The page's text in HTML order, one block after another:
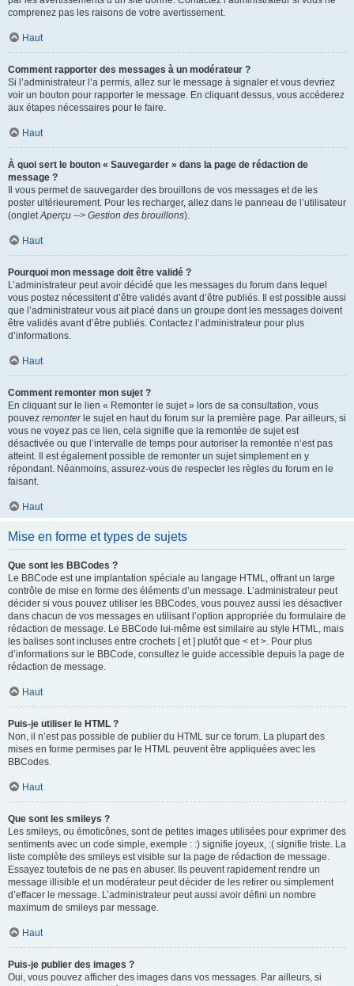
comprenez pas les raisons de votre avertissement.
Haut
Comment rapporter des messages à un modérateur ?
Si l’administrateur l’a permis, allez sur le message à signaler et vous devriez
voir un bouton pour rapporter le message. En cliquant dessus, vous accéderez
aux étapes nécessaires pour le faire.
Haut
À quoi sert le bouton « Sauvegarder » dans la page de rédaction de
message ?
Il vous permet de sauvegarder des brouillons de vos messages et de les
poster ultérieurement. Pour les recharger, allez dans le panneau de l’utilisateur
(ongletAperçu --> Gestion des brouillons).
Haut
Pourquoi mon message doit être validé ?
L’administrateur peut avoir décidé que les messages du forum dans lequel
vous postez nécessitent d’être validés avant d’être publiés. Il est possible aussi
que l’administrateur vous ait placé dans un groupe dont les messages doivent
être validés avant d’être publiés. Contactez l’administrateur pour plus
d’informations.
Haut
Comment remonter mon sujet ?
En cliquant sur le lien « Remonter le sujet » lors de sa consultation, vous
pouvez remonterle sujet en haut du forum sur la première page. Par ailleurs, si
vous ne voyez pas ce lien, cela signifie que la remontée de sujet est
désactivée ou que l’intervalle de temps pour autoriser la remontée n’est pas
atteint. Il est également possible de remonter un sujet simplement en y
répondant. Néanmoins, assurez-vous de respecter les règles du forum en le
faisant.
Haut
Mise en forme et types de sujets
Que sont les BBCodes ?
Le BBCode est une implantation spéciale au langage HTML, offrant un large
contrôle de mise en forme des éléments d’un message. L’administrateur peut
décider si vous pouvez utiliser les BBCodes, vous pouvez aussi les désactiver
dans chacun de vos messages en utilisant l’option appropriée du formulaire de
rédaction de message. Le BBCode lui-même est similaire au style HTML, mais
les balises sont incluses entre crochets [ et ] plutôt que < et >. Pour plus
d’informations sur le BBCode, consultez le guide accessible depuis la page de
rédaction de message.
Haut
Puis-je utiliser le HTML ?
Non, il n’est pas possible de publier du HTML sur ce forum. La plupart des
mises en forme permises par le HTML peuvent être appliquées avec les
BBCodes.
Haut
Que sont les smileys ?
Les smileys, ou émoticônes, sont de petites images utilisées pour exprimer des
sentiments avec un code simple, exemple : :) signifie joyeux, :( signifie triste. La
liste complète des smileys est visible sur la page de rédaction de message.
Essayez toutefois de ne pas en abuser. Ils peuvent rapidement rendre un
message illisible et un modérateur peut décider de les retirer ou simplement
d’effacer le message. L’administrateur peut aussi avoir défini un nombre
maximum de smileys par message.
Haut
Puis-je publier des images ?
Oui, vous pouvez afficher des images dans vos messages. Par ailleurs, si